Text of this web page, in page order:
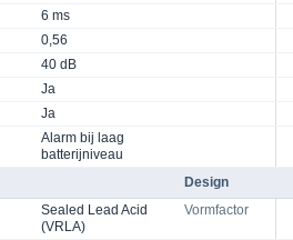
6 ms
0,56
40 dB
Ja
Ja
Alarm bij laag
batterijniveau
Design
Sealed Lead Acid
(VRLA)
Vormfactor